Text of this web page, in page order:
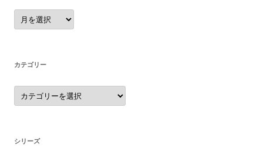
ア
ー
カ
カテゴリー
カ
テ
ゴ
シリーズ